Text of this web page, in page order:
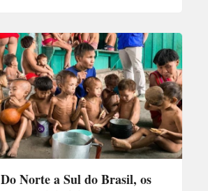
Do Norte a Sul do Brasil, os